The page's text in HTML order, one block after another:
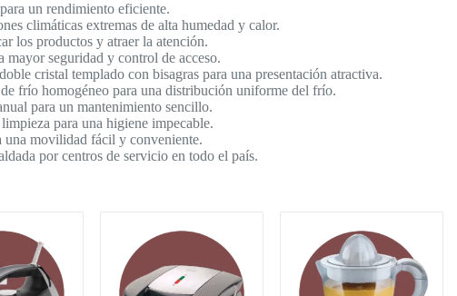
un rendimiento eficiente.
climáticas extremas de alta humedad y calor.
los productos y atraer la atención.
mayor seguridad y control de acceso.
cristal templado con bisagras para una presentación atractiva.
frío homogéneo para una distribución uniforme del frío.
para un mantenimiento sencillo.
para una higiene impecable.
una movilidad fácil y conveniente.
por centros de servicio en todo el país.